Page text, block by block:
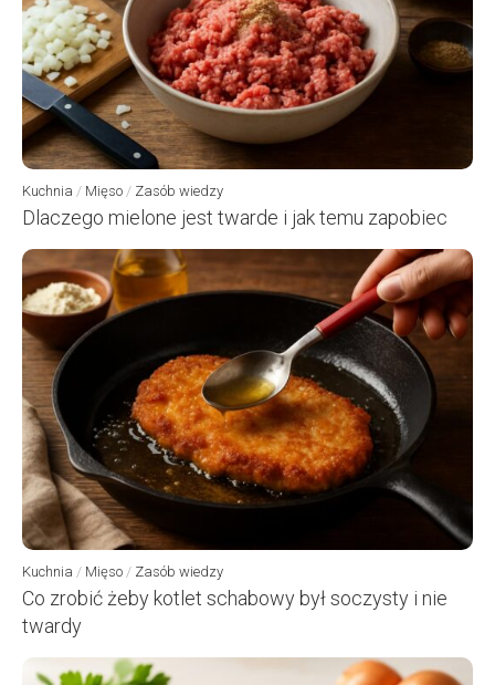
Kuchnia / Mięso / Zasób wiedzy
Dlaczego mielone jest twarde i jak temu zapobiec
Kuchnia / Mięso / Zasób wiedzy
Co zrobić żeby kotlet schabowy był soczysty i nie
twardy